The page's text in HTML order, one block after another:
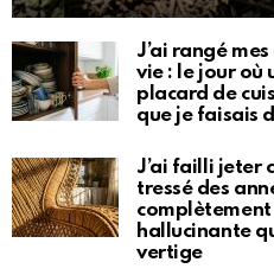
J’ai rangé
vie : le jour où
placard de
que je faisais
J’ai failli jeter
tressé des
hallucinante
vertige